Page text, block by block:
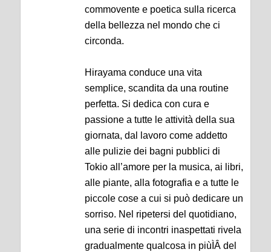
commovente e poetica sulla ricerca
della bellezza nel mondo che ci
circonda.
Hirayama conduce una vita
semplice, scandita da una routine
perfetta. Si dedica con cura e
passione a tutte le attività della sua
giornata, dal lavoro come addetto
alle pulizie dei bagni pubblici di
Tokio all’amore per la musica, ai libri,
alle piante, alla fotografia e a tutte le
piccole cose a cui si può dedicare un
sorriso. Nel ripetersi del quotidiano,
una serie di incontri inaspettati rivela
gradualmente qualcosa in piùÌÂ del